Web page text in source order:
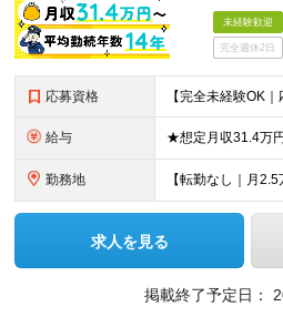
未経験歓迎
完全週休2日
応募資格
給与
勤務地
求人を見る
掲載終了予定日：